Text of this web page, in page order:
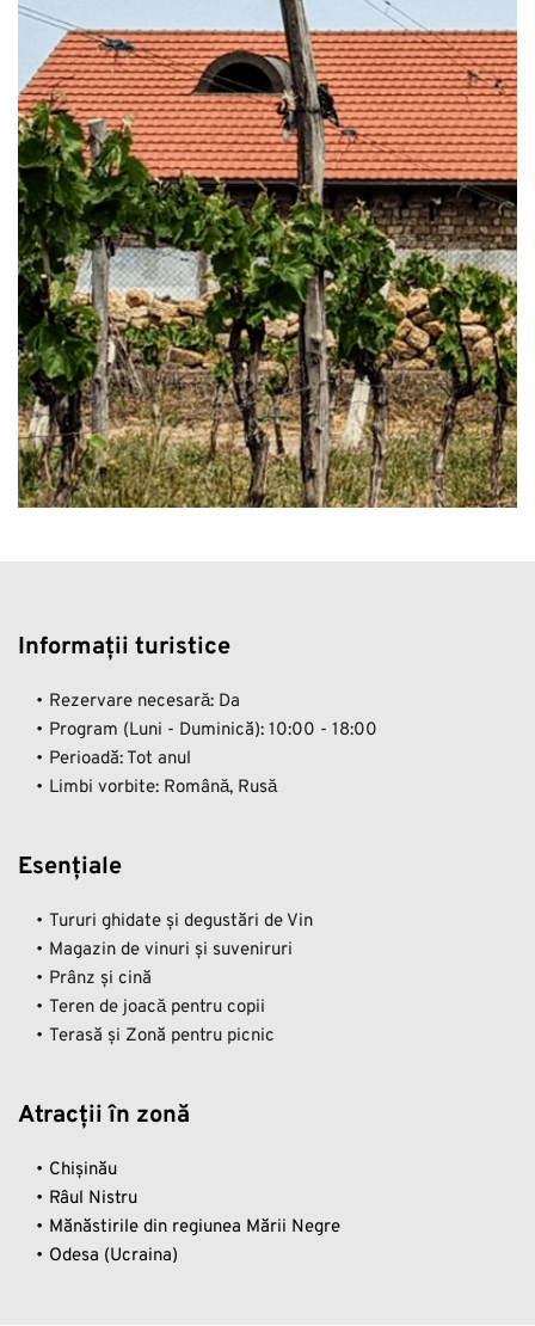
Informații turistice
Rezervare necesară: Da
Program (Luni - Duminică): 10:00 - 18:00
Perioadă: Tot anul
Limbi vorbite: Română, Rusă
Esențiale
Tururi ghidate și degustări de Vin
Magazin de vinuri și suveniruri
Prânz și cină
Teren de joacă pentru copii
Terasă și Zonă pentru picnic
Atracții în zonă
Chișinău
Râul Nistru
Mănăstirile din regiunea Mării Negre
Odesa (Ucraina)